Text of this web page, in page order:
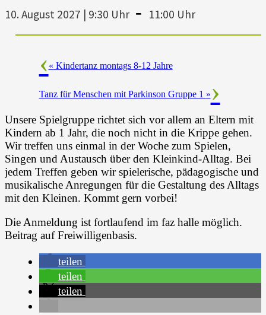
10. August 2027 | 9:30 Uhr - 11:00 Uhr
« Kindertanz montags 8-12 Jahre
Tanz für Menschen mit Parkinson Gruppe 1 »
Unsere Spielgruppe richtet sich vor allem an Eltern mit
Kindern ab 1 Jahr, die noch nicht in die Krippe gehen.
Wir treffen uns einmal in der Woche zum Spielen,
Singen und Austausch über den Kleinkind-Alltag. Bei
jedem Treffen geben wir spielerische, pädagogische und
musikalische Anregungen für die Gestaltung des Alltags
mit den Kleinen. Kommt gern vorbei!
Die Anmeldung ist fortlaufend im faz halle möglich.
Beitrag auf Freiwilligenbasis.
teilen
teilen
teilen